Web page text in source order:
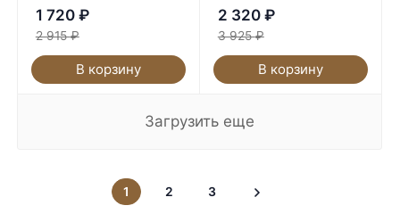
1 720 ₽
2 915 ₽
В корзину
2 320 ₽
3 925 ₽
В корзину
Загрузить еще
1 2 3